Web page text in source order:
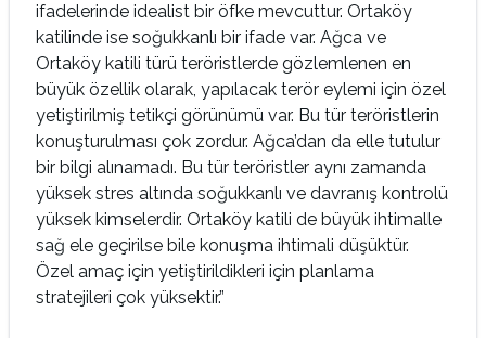
ifadelerinde idealist bir öfke mevcuttur. Ortaköy
katilinde ise soğukkanlı bir ifade var. Ağca ve
Ortaköy katili türü teröristlerde gözlemlenen en
büyük özellik olarak, yapılacak terör eylemi için özel
yetiştirilmiş tetikçi görünümü var. Bu tür teröristlerin
konuşturulması çok zordur. Ağca’dan da elle tutulur
bir bilgi alınamadı. Bu tür teröristler aynı zamanda
yüksek stres altında soğukkanlı ve davranış kontrolü
yüksek kimselerdir. Ortaköy katili de büyük ihtimalle
sağ ele geçirilse bile konuşma ihtimali düşüktür.
Özel amaç için yetiştirildikleri için planlama
stratejileri çok yüksektir.”